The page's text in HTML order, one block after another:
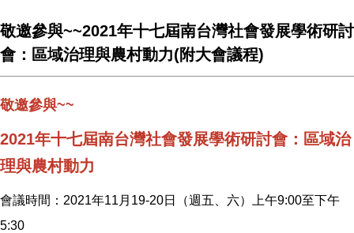
敬邀參與~~2021年十七屆南台灣社會發展學術研討
會：區域治理與農村動力(附大會議程)
敬邀參與~~
2021年十七屆南台灣社會發展學術研討會：區域治
理與農村動力
會議時間：2021年11月19-20日（週五、六）上午9:00至下午
5:30